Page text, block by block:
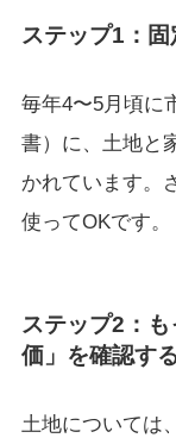
ステップ1：
毎年4〜5月頃に
書）に、土地と
かれています。
使ってOKです。
ステップ2：
価」を確認す
土地については